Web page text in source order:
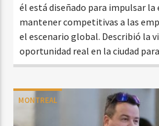
él está diseñado para impulsar la
mantener competitivas a las
el escenario global. Describió la
oportunidad real en la ciudad
MONTREAL